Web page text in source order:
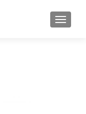
SLÅ